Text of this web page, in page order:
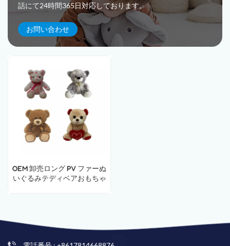
話にて24時間365日対応しております。
お問い合わせ
OEM 卸売ロング PV ファーぬ
いぐるみテディベアおもちゃ